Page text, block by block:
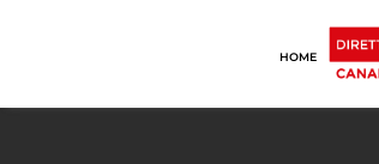
HOME